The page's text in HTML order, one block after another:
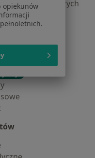
których
opiekunów